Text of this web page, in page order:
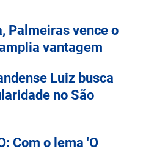
Palmeiras vence o
vantagem
Luiz busca
no São
Com o lema 'O